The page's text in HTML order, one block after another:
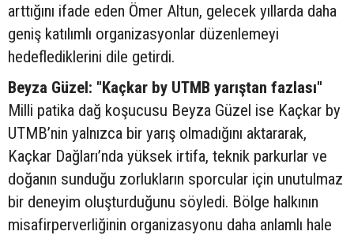
arttığını ifade eden Ömer Altun, gelecek yıllarda daha
geniş katılımlı organizasyonlar düzenlemeyi
hedeflediklerini dile getirdi.
Beyza Güzel: "Kaçkar by UTMB yarıştan fazlası"
Milli patika dağ koşucusu Beyza Güzel ise Kaçkar by
UTMB’nin yalnızca bir yarış olmadığını aktararak,
Kaçkar Dağları’nda yüksek irtifa, teknik parkurlar ve
doğanın sunduğu zorlukların sporcular için unutulmaz
bir deneyim oluşturduğunu söyledi. Bölge halkının
misafirperverliğinin organizasyonu daha anlamlı hale